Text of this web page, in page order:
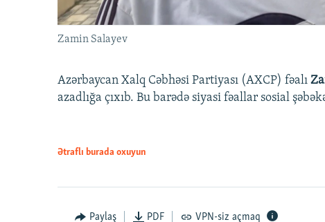
Zamin Salayev
Azərbaycan Xalq Cəbhəsi Partiyası (AXCP) fəalı
azadlığa çıxıb. Bu barədə siyasi fəallar sosial
Ətraflı burada oxuyun
Paylaş PDF VPN-siz açmaq